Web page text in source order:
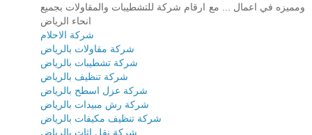
ومميزه في اعمال ... مع ارقام شركة للتشطيبات والمقاولات بجميع
انحاء الرياض
شركة الاحلام
شركة مقاولات بالرياض
شركة تشطيبات بالرياض
شركة تنظيف بالرياض
شركة عزل اسطح بالرياض
شركة رش مبيدات بالرياض
شركة تنظيف مكيفات بالرياض
شركة نقل اثاث بالرياض